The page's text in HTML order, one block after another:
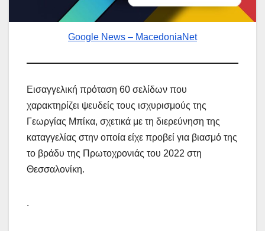
Google News – MacedoniaNet
Εισαγγελική πρόταση 60 σελίδων που
χαρακτηρίζει ψευδείς τους ισχυρισμούς της
Γεωργίας Μπίκα, σχετικά με τη διερεύνηση της
καταγγελίας στην οποία είχε προβεί για βιασμό της
το βράδυ της Πρωτοχρονιάς του 2022 στη
Θεσσαλονίκη.
.